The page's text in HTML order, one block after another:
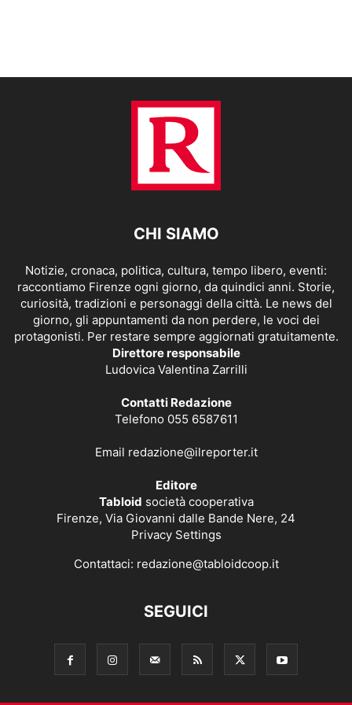
CHI SIAMO
Notizie, cronaca, politica, cultura, tempo libero, eventi:
raccontiamo Firenze ogni giorno, da quindici anni. Storie,
curiosità, tradizioni e personaggi della città. Le news del
giorno, gli appuntamenti da non perdere, le voci dei
protagonisti. Per restare sempre aggiornati gratuitamente.
Direttore responsabile
Ludovica Valentina Zarrilli
Contatti Redazione
Telefono 055 6587611
Email redazione@ilreporter.it
Editore
Tabloid società cooperativa
Firenze, Via Giovanni dalle Bande Nere, 24
Privacy Settings
Contattaci: redazione@tabloidcoop.it
SEGUICI